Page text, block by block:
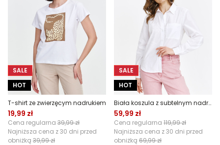
SALE
HOT
T-shirt ze zwierzęcym nadrukiem
19,99 zł
Cena regularna 39,99 zł
Najniższa cena z 30 dni przed
obniżką 39,99 zł
SALE
HOT
Biała koszula z subtelnym nadrukiem
59,99 zł
Cena regularna 119,99 zł
Najniższa cena z 30 dni przed
obniżką 69,99 zł